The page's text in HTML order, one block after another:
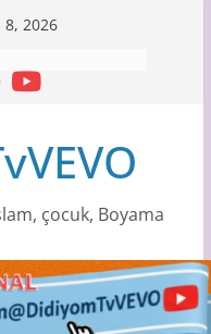
8, 2026
çocuk, Boyama